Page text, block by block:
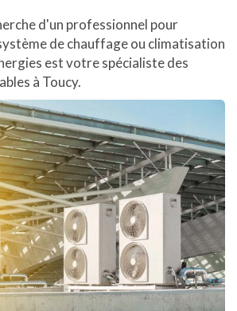
d'un professionnel pour
de chauffage ou climatisation
est votre spécialiste des
à Toucy.